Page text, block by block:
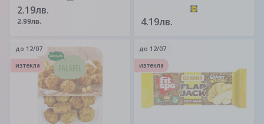
2.19лв.
2.99лв. 4.19лв.
до 12/07
изтекла
до 12/07
изтекла